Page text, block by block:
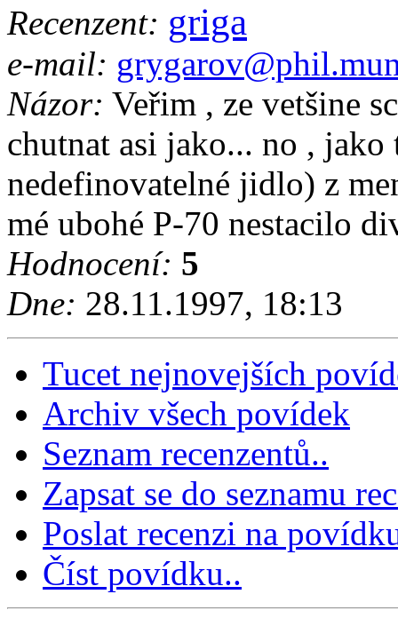
Recenzent: griga
e-mail:
Názor: Veřim , ze vetšine
chutnat asi jako... no ,
nedefinovatelné jidlo) z
mé ubohé P-70 nestacilo
Hodnocení: 5
Dne: 28.11.1997, 18:13
Tucet nejnovejších
Archiv všech povídek
Seznam recenzentů..
Zapsat se do seznamu
Poslat recenzi na
Číst povídku..